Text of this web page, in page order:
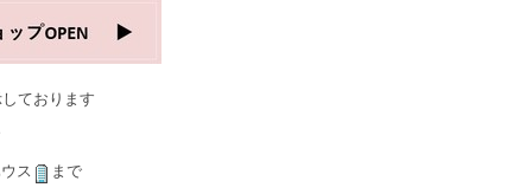
ております
ス まで